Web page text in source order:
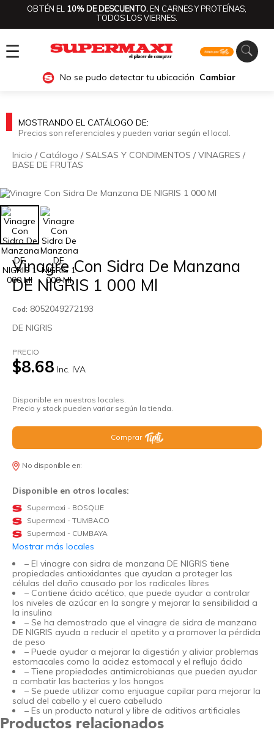
OBTÉN EL 10% DE DESCUENTO.EN CARNES Y PROTEÍNAS,
TODOS LOS VIERNES.
☰
No se pudo detectar tu ubicación Cambiar
MOSTRANDO EL CATÁLOGO DE:
Precios son referenciales y pueden variar según el local.
Inicio / Catálogo / SALSAS Y CONDIMENTOS /VINAGRES /
BASE DE FRUTAS
Vinagre Con Sidra De Manzana
DE NIGRIS 1 000 Ml
Cod: 8052049272193
DE NIGRIS
PRECIO
$8.68 Inc. IVA
Disponible en nuestros locales.
Precio y stock pueden variar según la tienda.
Comprar
No disponible en:
Disponible en otros locales:
Supermaxi - BOSQUE
Supermaxi - TUMBACO
Supermaxi - CUMBAYA
Mostrar más locales
– El vinagre con sidra de manzana DE NIGRIS tiene
propiedades antioxidantes que ayudan a proteger las
células del daño causado por los radicales libres
– Contiene ácido acético, que puede ayudar a controlar
los niveles de azúcar en la sangre y mejorar la sensibilidad a
la insulina
– Se ha demostrado que el vinagre de sidra de manzana
DE NIGRIS ayuda a reducir el apetito y a promover la pérdida
de peso
– Puede ayudar a mejorar la digestión y aliviar problemas
estomacales como la acidez estomacal y el reflujo ácido
– Tiene propiedades antimicrobianas que pueden ayudar
a combatir las bacterias y los hongos
– Se puede utilizar como enjuague capilar para mejorar la
salud del cabello y el cuero cabelludo
– Es un producto natural y libre de aditivos artificiales
Productos relacionados